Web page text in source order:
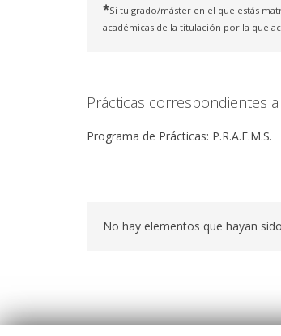
*Si tu grado/máster en el que estás
académicas de la titulación por la que
Prácticas correspondientes
Programa de Prácticas: P.R.A.E.M.S.
No hay elementos que hayan